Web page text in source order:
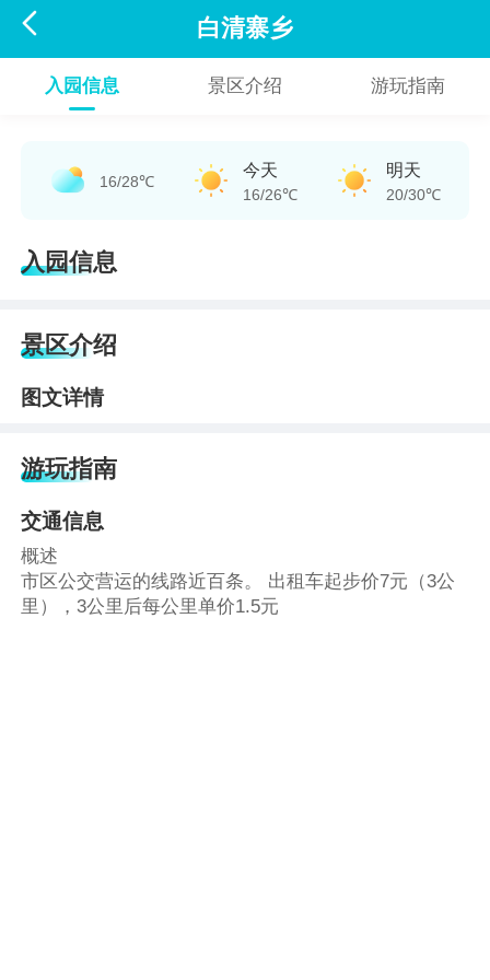
 白清寨乡
入园信息 景区介绍 游玩指南
16/28℃
今天
16/26℃
明天
20/30℃
入园信息
景区介绍
图文详情
游玩指南
交通信息
概述
市区公交营运的线路近百条。 出租车起步价7元（3公
里），3公里后每公里单价1.5元